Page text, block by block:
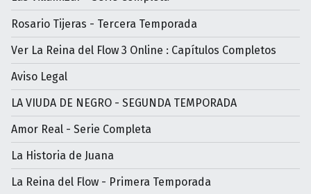
Rosario Tijeras - Tercera Temporada
Ver La Reina del Flow 3 Online : Capítulos Completos
Aviso Legal
LA VIUDA DE NEGRO - SEGUNDA TEMPORADA
Amor Real - Serie Completa
La Historia de Juana
La Reina del Flow - Primera Temporada